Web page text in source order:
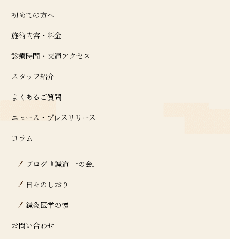
初めての方へ
施術内容・料金
診療時間・交通アクセス
スタッフ紹介
よくあるご質問
ニュース・プレスリリース
コラム
ブログ『鍼道 ⼀の会』
日々のしおり
鍼灸医学の懐
お問い合わせ